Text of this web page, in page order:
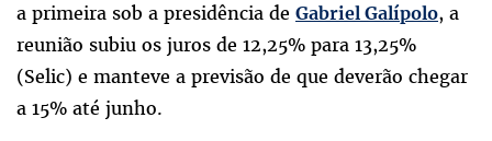
a primeira sob a presidência de Gabriel Galípolo, a
reunião subiu os juros de 12,25% para 13,25%
(Selic) e manteve a previsão de que deverão chegar
a 15% até junho.